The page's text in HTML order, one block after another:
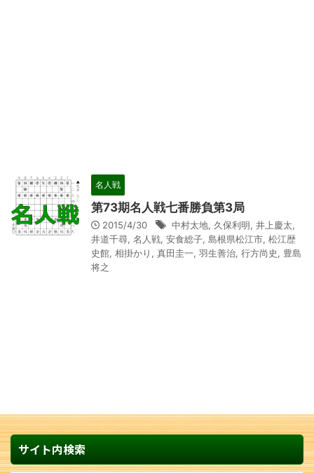
名人戦
第73期名人戦七番勝負第3局
2015/4/30 中村太地, 久保利明, 井上慶太,
井道千尋, 名人戦, 安食総子, 島根県松江市, 松江歴
史館, 相掛かり , 真田圭一, 羽生善治, 行方尚史, 豊島
将之
サイト内検索